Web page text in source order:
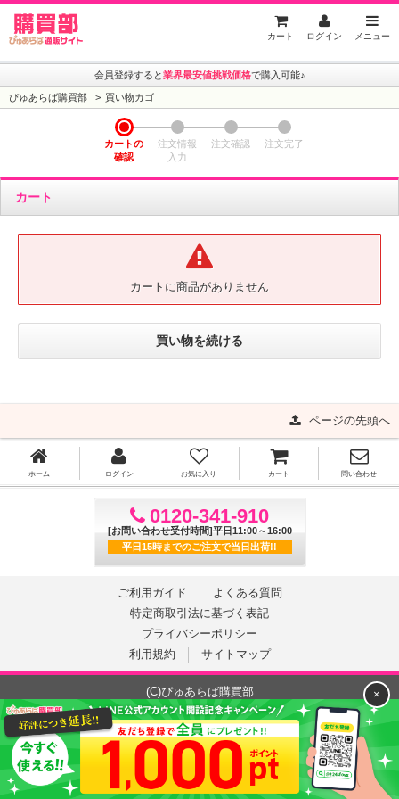
×
カート ログイン メニュー
会員登録すると業界最安値挑戦価格で購入可能♪
ぴゅあらば購買部 買い物カゴ
カートの
確認
注文情報
入力
注文確認 注文完了
カート
カートに商品がありません
買い物を続ける
ページの先頭へ
ホーム ログイン お気に入り カート 問い合わせ
0120-341-910
[お問い合わせ受付時間]平日11:00～16:00
平日15時までのご注文で当日出荷!!
ご利用ガイド
よくある質問
特定商取引法に基づく表記
プライバシーポリシー
利用規約
サイトマップ
(C)ぴゅあらば購買部